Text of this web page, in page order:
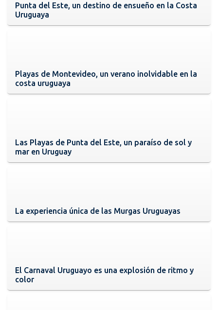
Punta del Este, un destino de ensueño en la Costa
Uruguaya
Playas de Montevideo, un verano inolvidable en la
costa uruguaya
Las Playas de Punta del Este, un paraíso de sol y
mar en Uruguay
La experiencia única de las Murgas Uruguayas
El Carnaval Uruguayo es una explosión de ritmo y
color